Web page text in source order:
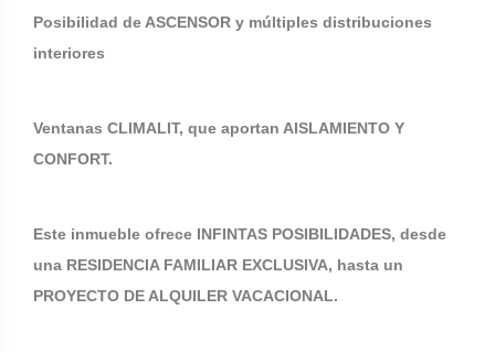
Posibilidad de ASCENSOR y múltiples distribuciones
interiores
Ventanas CLIMALIT, que aportan AISLAMIENTO Y
CONFORT.
Este inmueble ofrece INFINTAS POSIBILIDADES, desde
una RESIDENCIA FAMILIAR EXCLUSIVA, hasta un
PROYECTO DE ALQUILER VACACIONAL.